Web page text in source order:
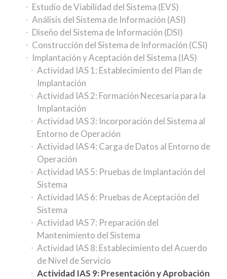
Estudio de Viabilidad del Sistema (EVS)
Análisis del Sistema de Información (ASI)
Diseño del Sistema de Información (DSI)
Construcción del Sistema de Información (CSI)
Implantación y Aceptación del Sistema (IAS)
Actividad IAS 1: Establecimiento del Plan de
Implantación
Actividad IAS 2: Formación Necesaria para la
Implantación
Actividad IAS 3: Incorporación del Sistema al
Entorno de Operación
Actividad IAS 4: Carga de Datos al Entorno de
Operación
Actividad IAS 5: Pruebas de Implantación del
Sistema
Actividad IAS 6: Pruebas de Aceptación del
Sistema
Actividad IAS 7: Preparación del
Mantenimiento del Sistema
Actividad IAS 8: Establecimiento del Acuerdo
de Nivel de Servicio
Actividad IAS 9: Presentación y Aprobación